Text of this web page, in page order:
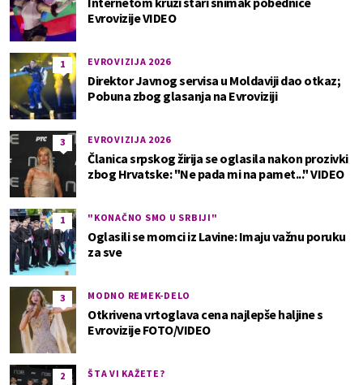
Evrovizije VIDEO
1 EVROVIZIJA 2026
Direktor Javnog servisa u Moldaviji dao otkaz;
Pobuna zbog glasanja na Evroviziji
3 EVROVIZIJA 2026
Članica srpskog žirija se oglasila nakon prozivki
zbog Hrvatske: "Ne pada mi na pamet..." VIDEO
1 "KONAČNO SMO U SRBIJI"
Oglasili se momci iz Lavine: Imaju važnu poruku
za sve
3 MODNO REMEK-DELO
Otkrivena vrtoglava cena najlepše haljine s
Evrovizije FOTO/VIDEO
2 ŠTA VI KAŽETE?